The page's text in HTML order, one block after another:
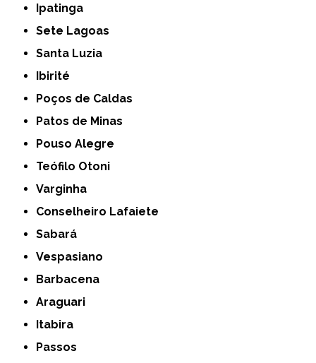
Ipatinga
Sete Lagoas
Santa Luzia
Ibirité
Poços de Caldas
Patos de Minas
Pouso Alegre
Teófilo Otoni
Varginha
Conselheiro Lafaiete
Sabará
Vespasiano
Barbacena
Araguari
Itabira
Passos